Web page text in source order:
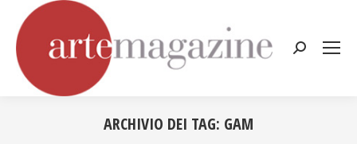
Cerca:
ARCHIVIO DEI TAG: GAM